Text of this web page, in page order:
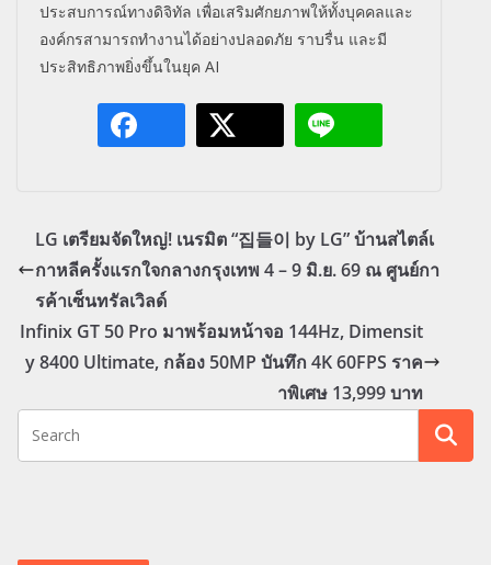
ประสบการณ์ทางดิจิทัล เพื่อเสริมศักยภาพให้ทั้งบุคคลและ
องค์กรสามารถทำงานได้อย่างปลอดภัย ราบรื่น และมี
ประสิทธิภาพยิ่งขึ้นในยุค AI
LG เตรียมจัดใหญ่! เนรมิต “집들이 by LG” บ้านสไตล์เ
กาหลีครั้งแรกใจกลางกรุงเทพ 4 – 9 มิ.ย. 69 ณ ศูนย์กา
รค้าเซ็นทรัลเวิลด์
Infinix GT 50 Pro มาพร้อมหน้าจอ 144Hz, Dimensit
y 8400 Ultimate, กล้อง 50MP บันทึก 4K 60FPS ราค
าพิเศษ 13,999 บาท